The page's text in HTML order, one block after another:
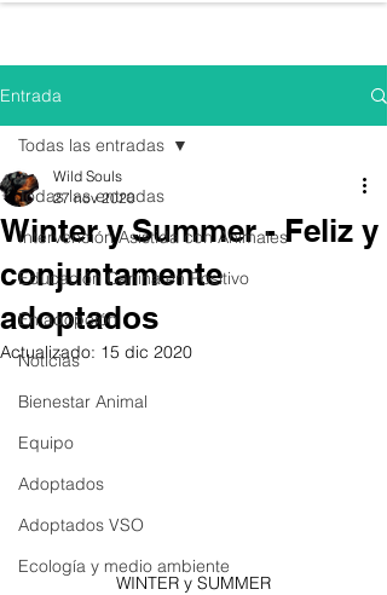
Entrada
Todas las entradas
Intervención Asistida con Animales
Educación Canina en Positivo
En adopción
Noticias
Bienestar Animal
Equipo
Adoptados
Adoptados VSO
Ecología y medio ambiente
Todas las entradas
Winter y Summer - Feliz y
conjuntamente
adoptados
Wild Souls
27 nov 2020
Actualizado: 15 dic 2020
WINTER y SUMMER